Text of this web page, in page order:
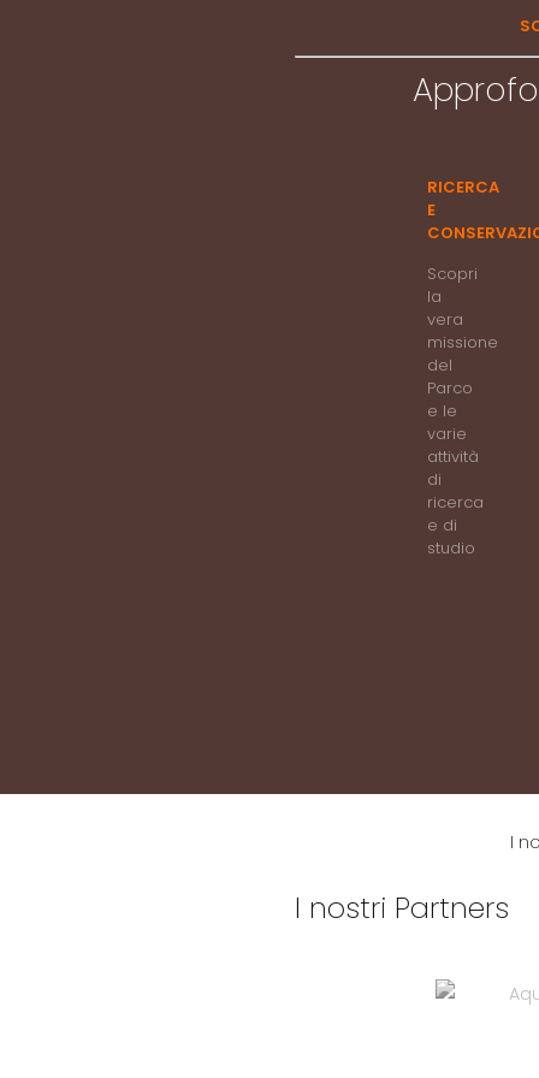
RICERCA
E
Scopri
la
vera
missione
del
Parco
e le
varie
attività
di
ricerca
e di
studio
I
I nostri Partners